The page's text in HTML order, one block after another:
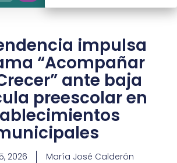
impulsa
“Acompañar
ante baja
preescolar en
2026 María José Calderón